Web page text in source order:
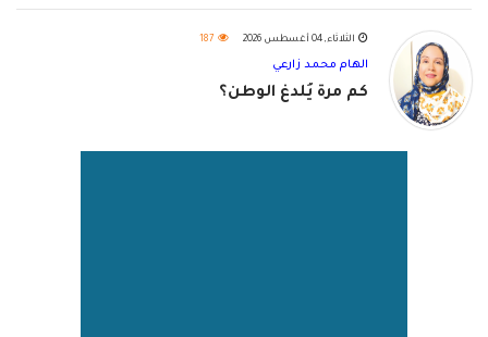
الثلاثاء, 04 أغسطس 2026 187
الهام محمد زارعي
كم مرة يُلدغ الوطن؟